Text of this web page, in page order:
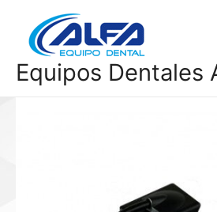
contenido
Equipos Dentales